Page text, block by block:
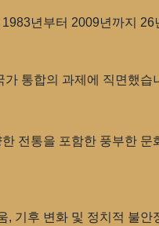
년부터 2009년까지
통합의 과제에 직면했
전통을 포함한 풍부한
기후 변화 및 정치적 불